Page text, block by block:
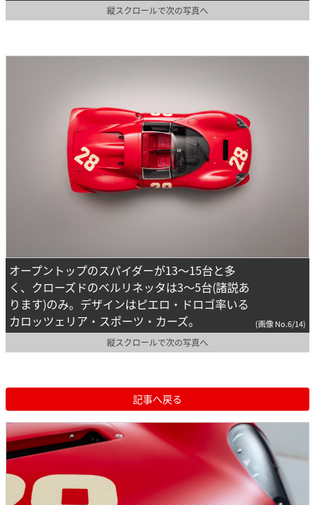
縦スクロールで次の写真へ
オープントップのスパイダーが13～15台と多
く、クローズドのベルリネッタは3～5台(諸説あ
ります)のみ。デザインはピエロ・ドロゴ率いる
カロッツェリア・スポーツ・カーズ。
(画像 No.6/14)
縦スクロールで次の写真へ
記事へ戻る